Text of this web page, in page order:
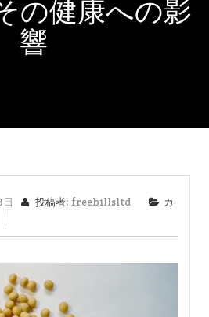
の健康への影
響
投稿者: freebillsltd
カ